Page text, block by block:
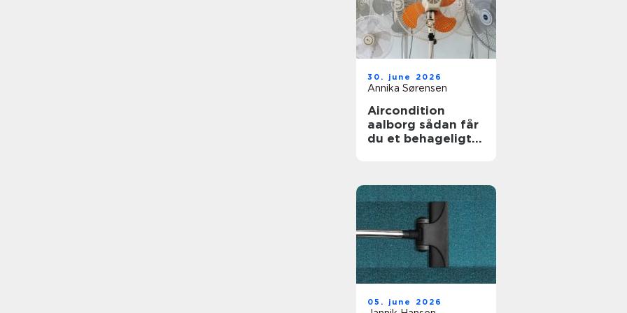
30. june 2026
Annika Sørensen
Aircondition
aalborg sådan får
du et behageligt
05. june 2026